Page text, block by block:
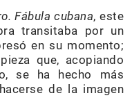
Fábula cubana, este
transitaba por un
en su momento;
que, acopiando
se ha hecho más
de la imagen